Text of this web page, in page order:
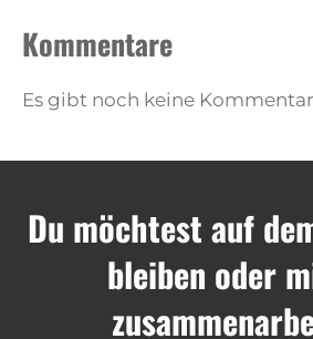
Kommentare
Es gibt noch keine
Du möchtest auf
bleiben oder